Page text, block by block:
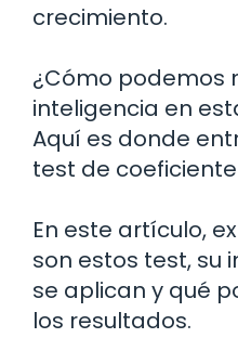
crecimiento.
¿Cómo podemos
inteligencia en
Aquí es donde
test de
En este artículo,
son estos test, su
se aplican y qué
los resultados.